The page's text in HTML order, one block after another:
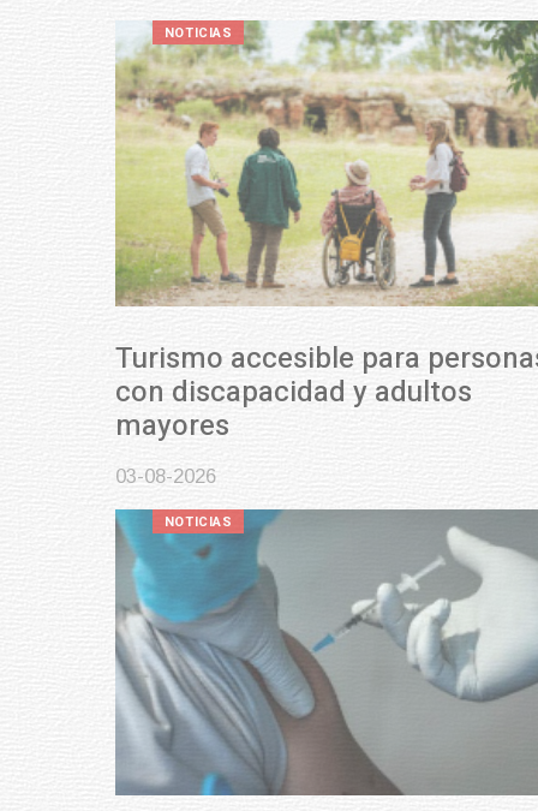
Turismo accesible para personas
con discapacidad y adultos
mayores
03-08-2026
NOTICIAS
NOTICIAS